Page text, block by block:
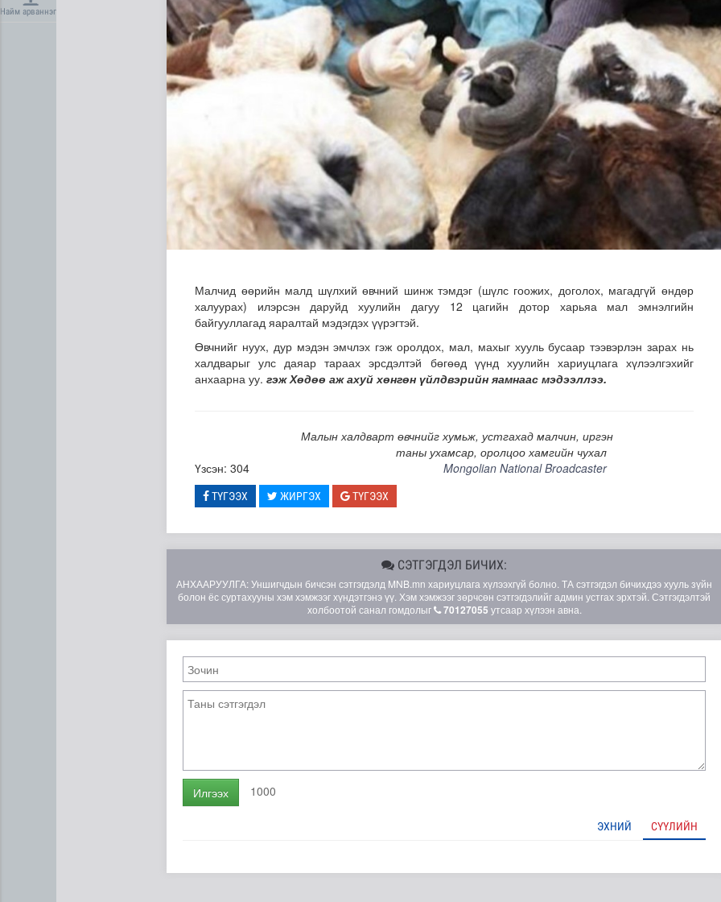
Найм арваннэг
Автомашины улсын дугаар сондгой тоогоор төгссөн бол өнөөдөр шатахуун авна
УБЦТС: Өнөөдөр цахилгаан шугам тоноглолд хийгдэх засвар үйлчилгээний хуваарь
Малчид өөрийн малд шүлхий өвчний шинж тэмдэг (шүлс гоожих, доголох, магадгүй өндөр
халуурах) илэрсэн даруйд хуулийн дагуу 12 цагийн дотор харьяа мал эмнэлгийн
байгууллагад яаралтай мэдэгдэх үүрэгтэй.
Өвчнийг нуух, дур мэдэн эмчлэх гэж оролдох, мал, махыг хууль бусаар тээвэрлэн зарах нь
халдварыг улс даяар тараах эрсдэлтэй бөгөөд үүнд хуулийн хариуцлага хүлээлгэхийг
анхаарна уу. гэж Хөдөө аж ахуй хөнгөн үйлдвэрийн яамнаас мэдээллээ.
Малын халдварт өвчнийг хумьж, устгахад малчин, иргэн
таны ухамсар, оролцоо хамгийн чухал
Үзсэн: 304
Mongolian National Broadcaster
ТҮГЭЭХ ЖИРГЭХ ТҮГЭЭХ
СЭТГЭГДЭЛ БИЧИХ:
АНХААРУУЛГА: Уншигчдын бичсэн сэтгэгдэлд MNB.mn хариуцлага хүлээхгүй болно. ТА сэтгэгдэл бичихдээ хууль зүйн
болон ёс суртахууны хэм хэмжээг хүндэтгэнэ үү. Хэм хэмжээг зөрчсөн сэтгэгдэлийг админ устгах эрхтэй. Сэтгэгдэлтэй
холбоотой санал гомдолыг
70127055 утсаар хүлээн авна.
Илгээх 1000
ЭХНИЙ СҮҮЛИЙН